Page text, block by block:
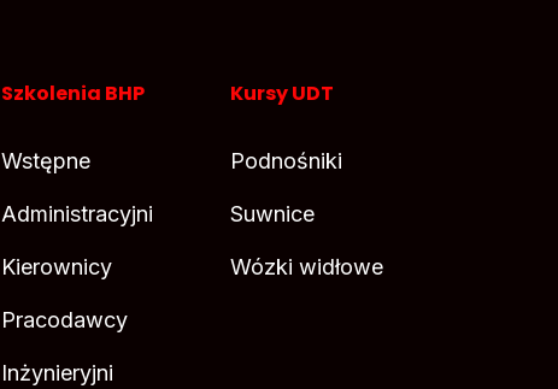
Szkolenia BHP
Wstępne
Administracyjni
Kierownicy
Pracodawcy
Inżynieryjni
Kursy UDT
Podnośniki
Suwnice
Wózki widłowe